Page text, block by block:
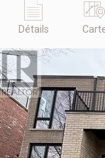
Détails